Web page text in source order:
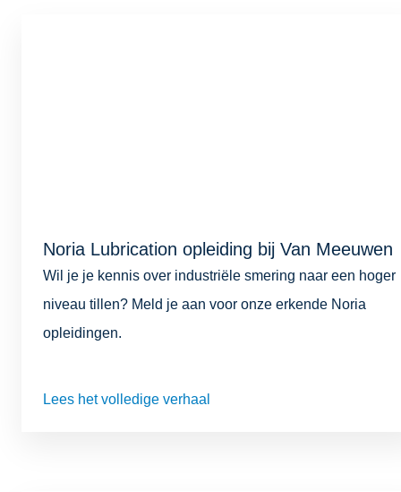
Noria Lubrication opleiding bij Van Meeuwen
Wil je je kennis over industriële smering naar een hoger
niveau tillen? Meld je aan voor onze erkende Noria
opleidingen.
Lees het volledige verhaal